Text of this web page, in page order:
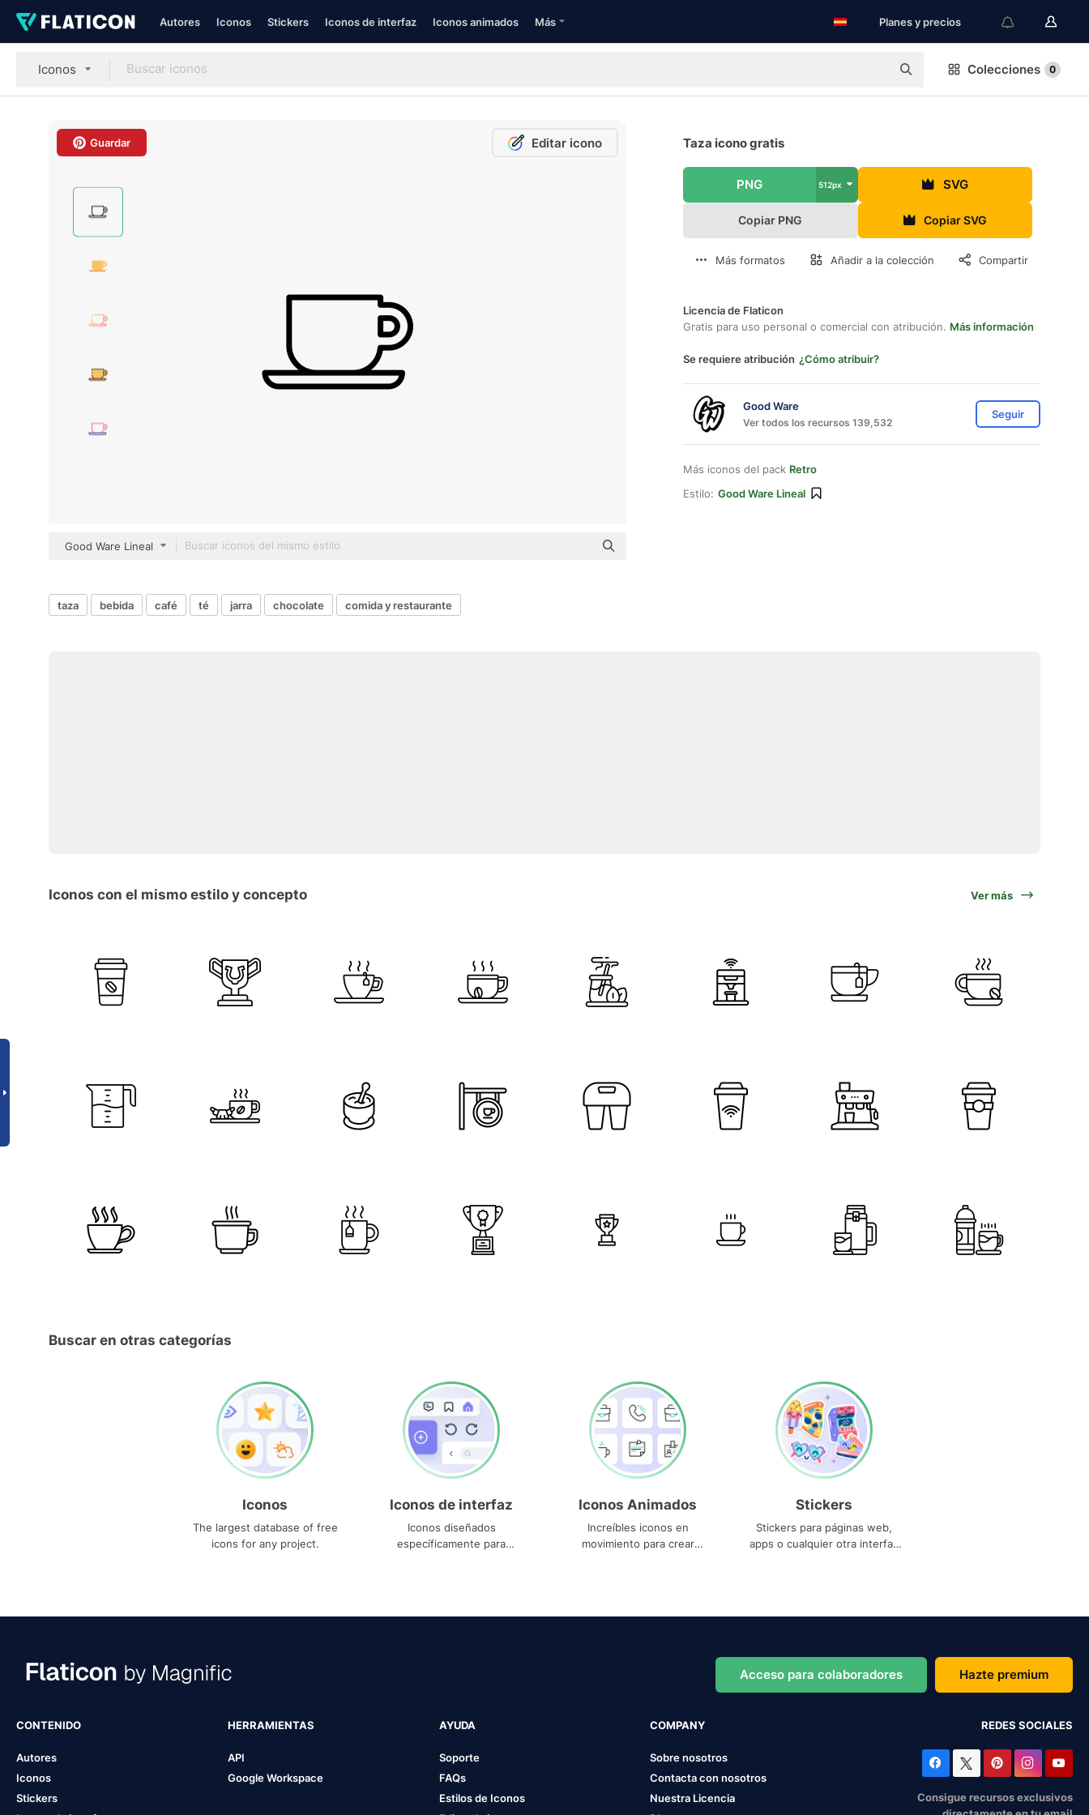
Autores Iconos Stickers Iconos de interfaz Iconos animados Más Planes y precios
Iconos Colecciones 0
Guardar Editar icono
Good Ware Lineal
Taza icono gratis
PNG 512px SVG
Copiar PNG Copiar SVG
Más formatos Añadir a la colección Compartir
Licencia de Flaticon
Gratis para uso personal o comercial con atribución. Más información
Se requiere atribución ¿Cómo atribuir?
Good Ware
Ver todos los recursos 139,532
Seguir
Más iconos del pack Retro
Estilo: Good Ware Lineal
taza bebida café té jarra chocolate comida y restaurante
Iconos con el mismo estilo y concepto Ver más
Buscar en otras categorías
Iconos
The largest database of free
icons for any project.
Iconos de interfaz
Iconos diseñados
específicamente para
Iconos Animados
Increíbles iconos en
movimiento para crear
Stickers
Stickers para páginas web,
apps o cualquier otra interfaz
Acceso para colaboradores Hazte premium
CONTENIDO
Autores
Iconos
Stickers
HERRAMIENTAS
API
Google Workspace
AYUDA
Soporte
FAQs
Estilos de Iconos
COMPANY
Sobre nosotros
Contacta con nosotros
Nuestra Licencia
REDES SOCIALES
Consigue recursos exclusivos